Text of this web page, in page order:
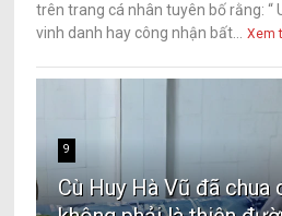
trên trang cá nhân tuyên bố rằng: “
vinh danh hay công nhận bất...
Xem
9
Cù Huy Hà Vũ đã chua